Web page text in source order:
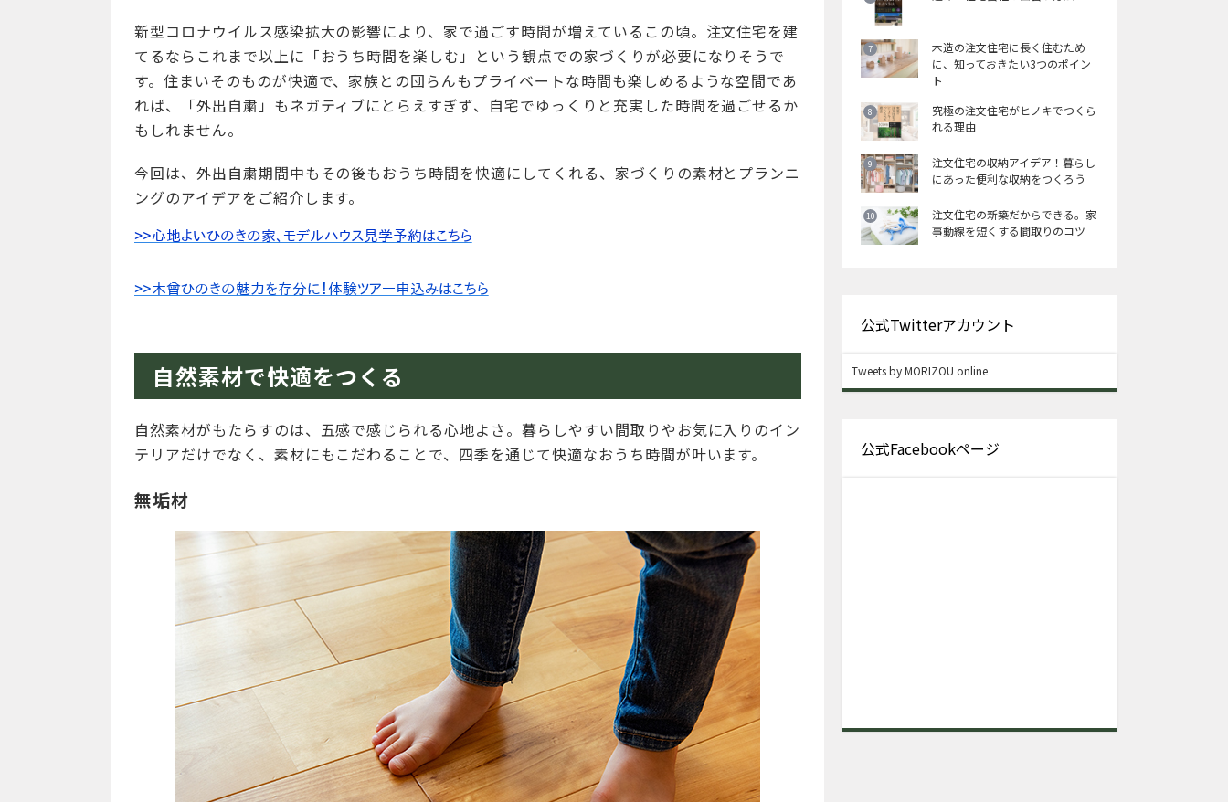
新型コロナウイルス感染拡大の影響により、家で過ごす時間が増えているこの頃。注文住宅を建
てるならこれまで以上に「おうち時間を楽しむ」という観点での家づくりが必要になりそうで
す。住まいそのものが快適で、家族との団らんもプライベートな時間も楽しめるような空間であ
れば、「外出自粛」もネガティブにとらえすぎず、自宅でゆっくりと充実した時間を過ごせるか
もしれません。
今回は、外出自粛期間中もその後もおうち時間を快適にしてくれる、家づくりの素材とプランニ
ングのアイデアをご紹介します。
自然素材で快適をつくる
自然素材がもたらすのは、五感で感じられる心地よさ。暮らしやすい間取りやお気に入りのイン
テリアだけでなく、素材にもこだわることで、四季を通じて快適なおうち時間が叶います。
無垢材
木造の注文住宅に長く住むため
に、知っておきたい3つのポイン
ト
究極の注文住宅がヒノキでつくら
れる理由
注文住宅の収納アイデア！暮らし
にあった便利な収納をつくろう
注文住宅の新築だからできる。家
事動線を短くする間取りのコツ
公式Twitterアカウント
Tweets by MORIZOU online
公式Facebookページ